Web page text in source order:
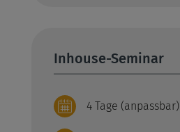
Inhouse-Seminar
4 Tage (anpassbar)